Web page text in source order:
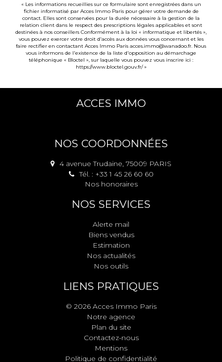
« Les informations recueillies sur ce formulaire sont enregistrées dans un
fichier informatisé par Acces Immo Paris pour gérer votre demande de
contact. Elles sont conservées pour la durée nécessaire à la gestion de la
relation client dans le respect des prescriptions légales applicables et sont
destinées à nos conseillers Conformément à la loi « informatique et libertés »,
vous pouvez exercer votre droit d'accès aux données vous concernant et les
faire rectifier en contactant Acces Immo Paris acces.immo@wanadoo.fr. Nous
vous informons de l'existence de la liste d'opposition au démarchage
téléphonique « Bloctel », sur laquelle vous pouvez vous inscrire ici :
https://www.bloctel.gouv.fr/»
ACCES IMMO
NOS COORDONNÉES
4 avenue Trudaine, 75009 PARIS
Tél. : +33 1 45 26 60 60
Nos honoraires
NOS SERVICES
Alerte mail
Biens vendus
Estimation
Nos actualités
Nos outils
LIENS PRATIQUES
© 2026 Acces Immo Paris
Notre agence
Plan du site
Contactez-nous
Mentions
Politique de confidentialité